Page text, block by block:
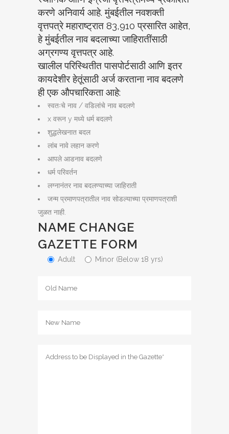
करणे अनिवार्य आहे. मुंबईतील नवशक्ती
वृत्तपत्रे महाराष्ट्रात 83,910 प्रसारित आहेत,
हे मुंबईतील नाव बदलाच्या जाहिरातींसाठी
अग्रगण्य वृत्तपत्र आहे.
खालील परिस्थितीत पासपोर्टसाठी आणि इतर
कायदेशीर हेतूंसाठी अर्ज करताना नाव बदलणे
ही एक औपचारिकता आहे:
स्वतःचे नाव / वडिलांचे नाव बदलणे
x वरून y मध्ये धर्म बदलणे
शुद्धलेखनात बदल
लांब नावे लहान करणे
आपले आडनाव बदलणे
धर्म परिवर्तन
लग्नानंतर नाव बदलण्याच्या जाहिराती
जन्म प्रमाणपत्रातील नाव सोडल्याच्या प्रमाणपत्राशी
जुळत नाही.
NAME CHANGE
GAZETTE FORM
Adult Minor (Below 18 yrs)